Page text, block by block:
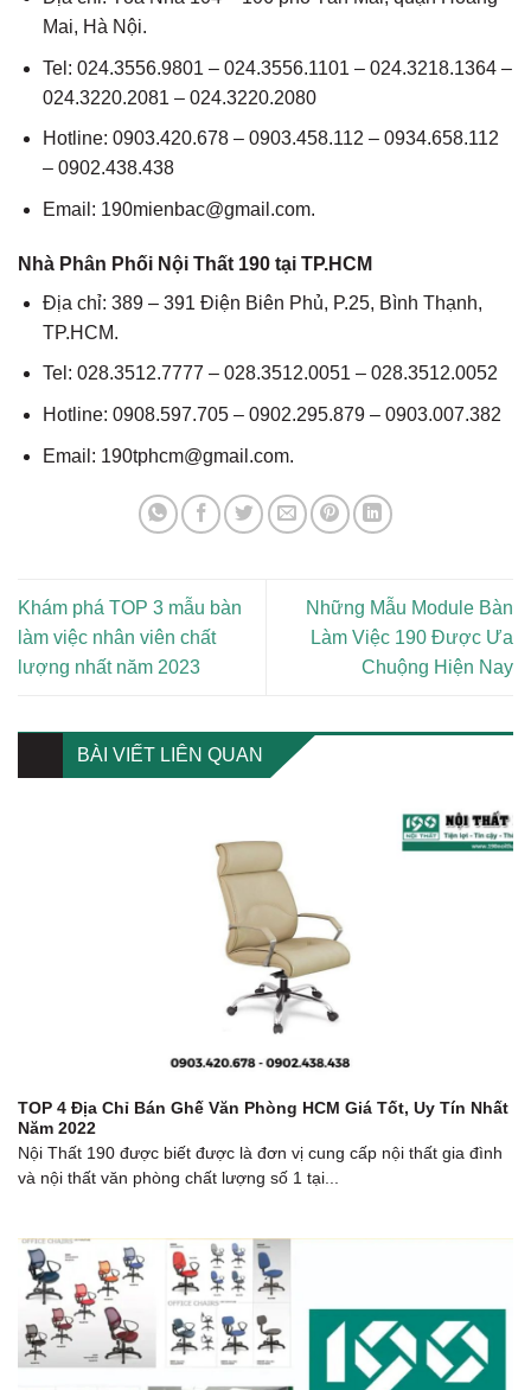
Mai, Hà Nội.
Tel: 024.3556.9801 – 024.3556.1101 – 024.3218.1364 –
024.3220.2081 – 024.3220.2080
Hotline: 0903.420.678 – 0903.458.112 – 0934.658.112
– 0902.438.438
Email: 190mienbac@gmail.com.
Nhà Phân Phối Nội Thất 190 tại TP.HCM
Địa chỉ: 389 – 391 Điện Biên Phủ, P.25, Bình Thạnh,
TP.HCM.
Tel: 028.3512.7777 – 028.3512.0051 – 028.3512.0052
Hotline: 0908.597.705 – 0902.295.879 – 0903.007.382
Email: 190tphcm@gmail.com.
Khám phá TOP 3 mẫu bàn
làm việc nhân viên chất
lượng nhất năm 2023
Những Mẫu Module Bàn
Làm Việc 190 Được Ưa
Chuộng Hiện Nay
BÀI VIẾT LIÊN QUAN
TOP 4 Địa Chỉ Bán Ghế Văn Phòng HCM Giá Tốt, Uy Tín Nhất
Năm 2022
Nội Thất 190 được biết được là đơn vị cung cấp nội thất gia đình
và nội thất văn phòng chất lượng số 1 tại...